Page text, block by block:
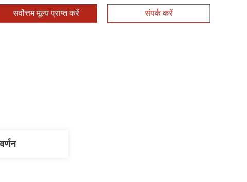
सर्वोत्तम मूल्य प्राप्त करें संपर्क करें